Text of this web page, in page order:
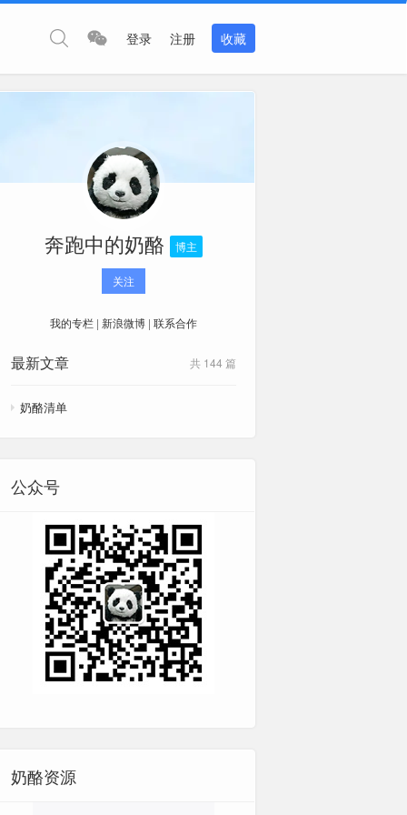
登录 注册 收藏
奔跑中的奶酪 博主
关注
我的专栏 | 新浪微博 | 联系合作
最新文章 共 144 篇
奶酪清单
公众号
奶酪资源